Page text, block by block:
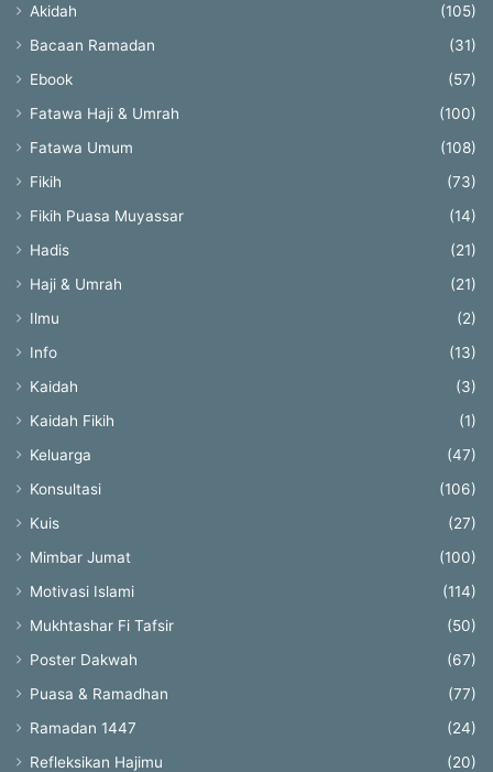
Akidah
(105)
Bacaan Ramadan
(31)
Ebook
(57)
Fatawa Haji & Umrah
(100)
Fatawa Umum
(108)
Fikih
(73)
Fikih Puasa Muyassar
(14)
Hadis
(21)
Haji & Umrah
(21)
Ilmu
(2)
Info
(13)
Kaidah
(3)
Kaidah Fikih
(1)
Keluarga
(47)
Konsultasi
(106)
Kuis
(27)
Mimbar Jumat
(100)
Motivasi Islami
(114)
Mukhtashar Fi Tafsir
(50)
Poster Dakwah
(67)
Puasa & Ramadhan
(77)
Ramadan 1447
(24)
Refleksikan Hajimu
(20)